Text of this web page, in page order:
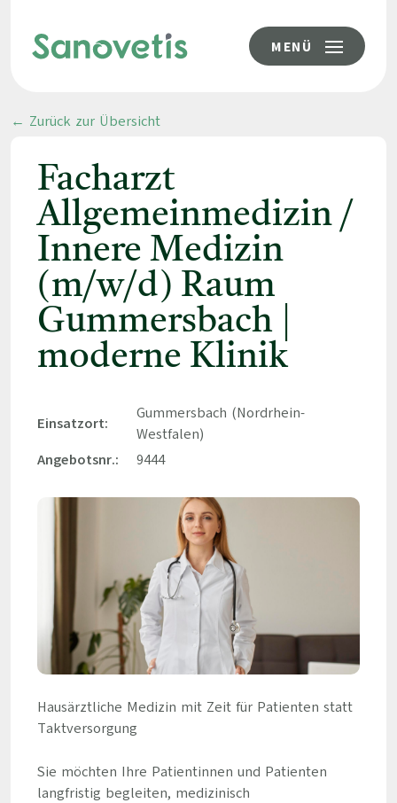
MENÜ
← Zurück zur Übersicht
Facharzt
Allgemeinmedizin /
Innere Medizin
(m/w/d) Raum
Gummersbach |
moderne Klinik
Einsatzort:
Gummersbach (Nordrhein-
Westfalen)
Angebotsnr.:
9444
Hausärztliche Medizin mit Zeit für Patienten statt
Taktversorgung
Sie möchten Ihre Patientinnen und Patienten
langfristig begleiten, medizinisch